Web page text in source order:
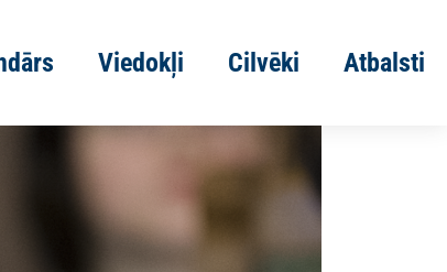
Viedokļi Cilvēki Atbalsti